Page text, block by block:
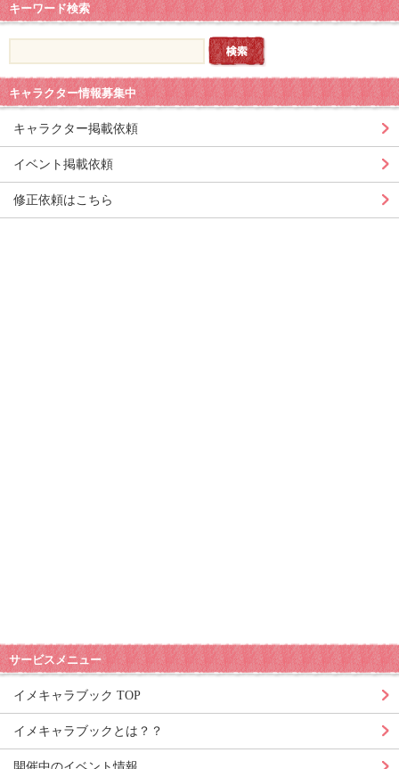
キーワード検索
キャラクター情報募集中
キャラクター掲載依頼
イベント掲載依頼
修正依頼はこちら
サービスメニュー
イメキャラブック TOP
イメキャラブックとは？？